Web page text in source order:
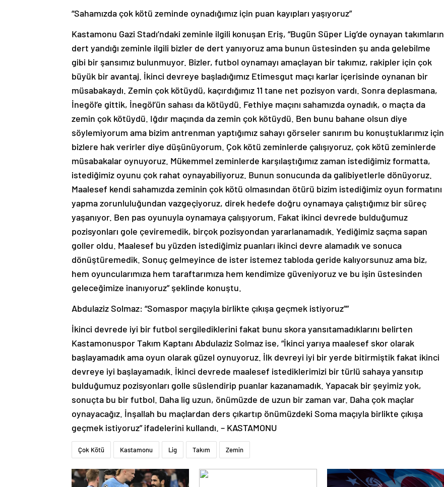
“Sahamızda çok kötü zeminde oynadığımız için puan kayıpları yaşıyoruz”
Kastamonu Gazi Stadı’ndaki zeminle ilgili konuşan Eriş, “Bugün Süper Lig’de oynayan takımların
dert yandığı zeminle ilgili bizler de dert yanıyoruz ama bunun üstesinden şu anda gelebilme
gibi bir şansımız bulunmuyor. Bizler, futbol oynamayı amaçlayan bir takımız, rakipler için çok
büyük bir avantaj. İkinci devreye başladığımız Etimesgut maçı karlar içerisinde oynanan bir
müsabakaydı. Zemin çok kötüydü, kaçırdığımız 11 tane net pozisyon vardı. Sonra deplasmana,
İnegöl’e gittik, İnegöl’ün sahası da kötüydü. Fethiye maçını sahamızda oynadık, o maçta da
zemin çok kötüydü. Iğdır maçında da zemin çok kötüydü. Ben bunu bahane olsun diye
söylemiyorum ama bizim antrenman yaptığımız sahayı görseler sanırım bu konuştuklarımız için
bizlere hak verirler diye düşünüyorum. Çok kötü zeminlerde çalışıyoruz, çok kötü zeminlerde
müsabakalar oynuyoruz. Mükemmel zeminlerde karşılaştığımız zaman istediğimiz formatta,
istediğimiz oyunu çok rahat oynayabiliyoruz. Bunun sonucunda da galibiyetlerle dönüyoruz.
Maalesef kendi sahamızda zeminin çok kötü olmasından ötürü bizim istediğimiz oyun formatını
yapma zorunluluğundan vazgeçiyoruz, direk hedefe doğru oynamaya çalıştığımız bir süreç
yaşanıyor. Ben pas oyunuyla oynamaya çalışıyorum. Fakat ikinci devrede bulduğumuz
pozisyonları gole çeviremedik, birçok pozisyondan yararlanamadık. Yediğimiz saçma sapan
goller oldu. Maalesef bu yüzden istediğimiz puanları ikinci devre alamadık ve sonuca
dönüştüremedik. Sonuç gelmeyince de ister istemez tabloda geride kalıyorsunuz ama biz,
hem oyuncularımıza hem taraftarımıza hem kendimize güveniyoruz ve bu işin üstesinden
geleceğimize inanıyoruz” şeklinde konuştu.
Abdulaziz Solmaz: “Somaspor maçıyla birlikte çıkışa geçmek istiyoruz””
İkinci devrede iyi bir futbol sergilediklerini fakat bunu skora yansıtamadıklarını belirten
Kastamonuspor Takım Kaptanı Abdulaziz Solmaz ise, “İkinci yarıya maalesef skor olarak
başlayamadık ama oyun olarak güzel oynuyoruz. İlk devreyi iyi bir yerde bitirmiştik fakat ikinci
devreye iyi başlayamadık. İkinci devrede maalesef istediklerimizi bir türlü sahaya yansıtıp
bulduğumuz pozisyonları golle süslendirip puanlar kazanamadık. Yapacak bir şeyimiz yok,
sonuçta bu bir futbol. Daha lig uzun, önümüzde de uzun bir zaman var. Daha çok maçlar
oynayacağız. İnşallah bu maçlardan ders çıkartıp önümüzdeki Soma maçıyla birlikte çıkışa
geçmek istiyoruz” ifadelerini kullandı. – KASTAMONU
Çok Kötü Kastamonu Lig Takım Zemin